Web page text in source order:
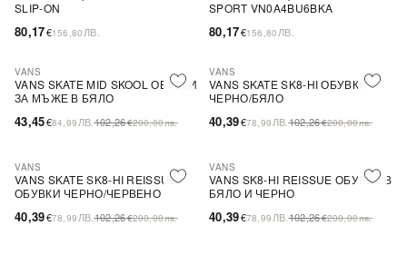
SLIP-ON
80,17€156,80 ЛВ.
SPORT VN0A4BU6BKA
80,17€156,80 ЛВ.
-58%
VANS
VANS SKATE MID SKOOL ОБУВКИ
ЗА МЪЖЕ В БЯЛО
43,45€84,99 ЛВ.102,26€200,00лв.
-61%
VANS
VANS SKATE SK8-HI ОБУВКИ
ЧЕРНО/БЯЛО
40,39€78,99 ЛВ.102,26€200,00лв.
-61%
VANS
VANS SKATE SK8-HI REISSUE
ОБУВКИ ЧЕРНО/ЧЕРВЕНО
40,39€78,99 ЛВ.102,26€200,00лв.
-61%
VANS
VANS SK8-HI REISSUE ОБУВКИ В
БЯЛО И ЧЕРНО
40,39€78,99 ЛВ.102,26€200,00лв.